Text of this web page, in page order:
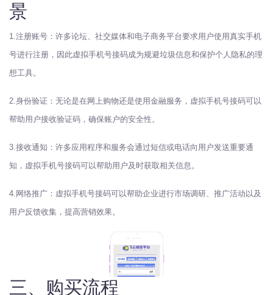
景
1.注册账号：许多论坛、社交媒体和电子商务平台要求用户使用真实手机
号进行注册，因此虚拟手机号接码成为规避垃圾信息和保护个人隐私的理
想工具。
2.身份验证：无论是在网上购物还是使用金融服务，虚拟手机号接码可以
帮助用户接收验证码，确保账户的安全性。
3.接收通知：许多应用程序和服务会通过短信或电话向用户发送重要通
知，虚拟手机号接码可以帮助用户及时获取相关信息。
4.网络推广：虚拟手机号接码可以帮助企业进行市场调研、推广活动以及
用户反馈收集，提高营销效果。
三、购买流程